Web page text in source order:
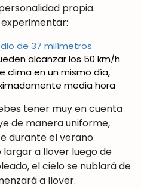
propia.
de 37 milímetros
alcanzar los 50 km/h
clima en un mismo día,
media hora
tener muy en cuenta
de manera uniforme,
durante el verano.
a llover luego de
el cielo se nublará de
a llover.